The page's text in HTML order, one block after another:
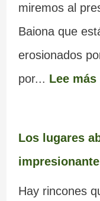
miremos al
Baiona que
erosionados
por... Lee más
Los lugares
Hay rincones